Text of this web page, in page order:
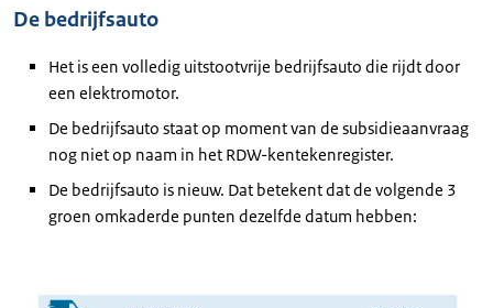
De bedrijfsauto
Het is een volledig uitstootvrije bedrijfsauto die rijdt door
een elektromotor.
De bedrijfsauto staat op moment van de subsidieaanvraag
nog niet op naam in het RDW-kentekenregister.
De bedrijfsauto is nieuw. Dat betekent dat de volgende 3
groen omkaderde punten dezelfde datum hebben: